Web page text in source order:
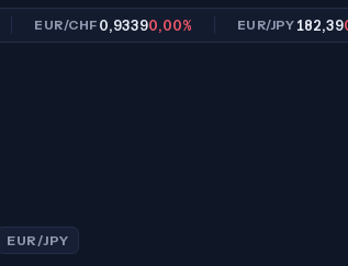
EUR/CHF0,93390,00% EUR/JPY182,390,00%
EUR/JPY